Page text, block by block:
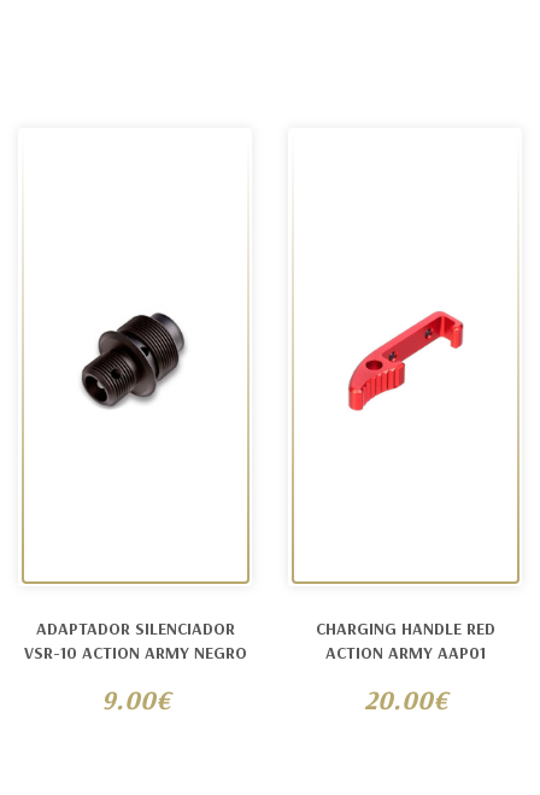
ADAPTADOR SILENCIADOR
VSR-10 ACTION ARMY NEGRO
9.00€
CHARGING HANDLE RED
ACTION ARMY AAP01
20.00€